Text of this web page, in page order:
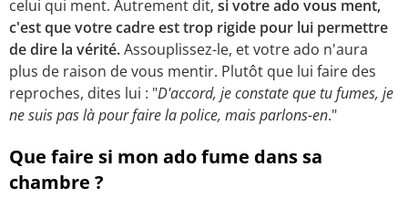
celui qui ment. Autrement dit, si votre ado vous ment,
c'est que votre cadre est trop rigide pour lui permettre
de dire la vérité.Assouplissez-le, et votre ado n'aura
plus de raison de vous mentir. Plutôt que lui faire des
reproches, dites lui : "D'accord, je constate que tu fumes, je
ne suis pas là pour faire la police, mais parlons-en."
Que faire si mon ado fume dans sa
chambre ?